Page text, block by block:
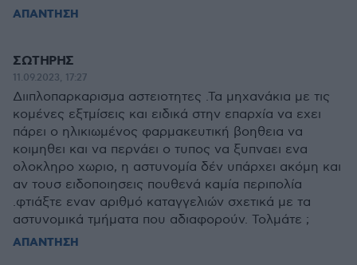
ΑΠΑΝΤΗΣΗ
ΣΩΤΗΡΗΣ
11.09.2023, 17:27
Διιπλοπαρκαρισμα αστειοτητες .Τα μηχανάκια με τις
κομένες εξτμίσεις και ειδικά στην επαρχία να εχει
πάρει ο ηλικιωμένος φαρμακευτική βοηθεια να
κοιμηθει και να περνάει ο τυπος να ξυπναει ενα
ολοκληρο χωριο, η αστυνομία δέν υπάρχει ακόμη και
αν τουσ ειδοποιησεις πουθενά καμία περιπολία
.φτιάξτε εναν αριθμό καταγγελιών σχετικά με τα
αστυνομικά τμήματα που αδιαφορούν. Τολμάτε ;
ΑΠΑΝΤΗΣΗ